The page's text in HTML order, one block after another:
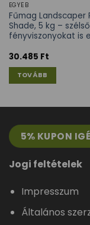
EGYÉB
Fűmag Landscaper
Shade, 5 kg –
fényviszonyokat is
30.485 Ft
TOVÁBB
5% KUPON
Jogi feltételek
Impresszum
Általános